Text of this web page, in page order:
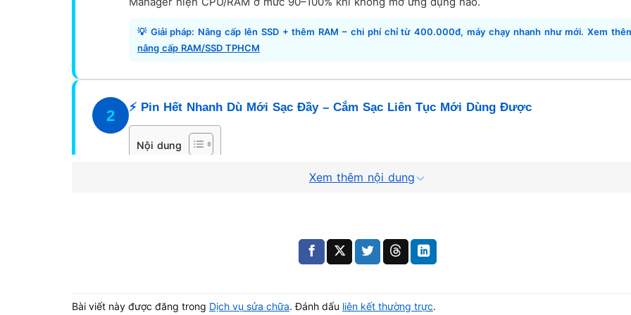
💡 Giải pháp: Nâng cấp lên SSD + thêm RAM – chi phí chỉ từ 400.000đ, máy chạy nhanh như mới. Xem
nâng cấp RAM/SSD TPHCM
2 ⚡ Pin Hết Nhanh Dù Mới Sạc Đầy – Cắm Sạc Liên Tục Mới Dùng Được
Nội dung
Ngày xưa máy dùng được 4–5 tiếng, bây giờ sạc đầy chỉ được 45 phút? Hoặc tệ hơn: phải cắm sạc mới
Dấu hiệu nhận biết: Vỏ laptop phía dưới phồng lên, pin báo 0% dù đang cắm, Windows hiện cảnh
“Consider replacing your battery”.
Xem thêm nội dung
Bài viết này được đăng trong Dịch vụ sửa chữa. Đánh dấu liên kết thường trực.